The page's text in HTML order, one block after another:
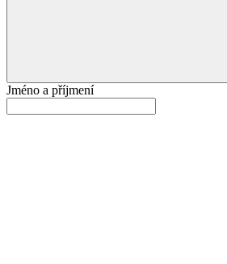
Jméno a příjmení